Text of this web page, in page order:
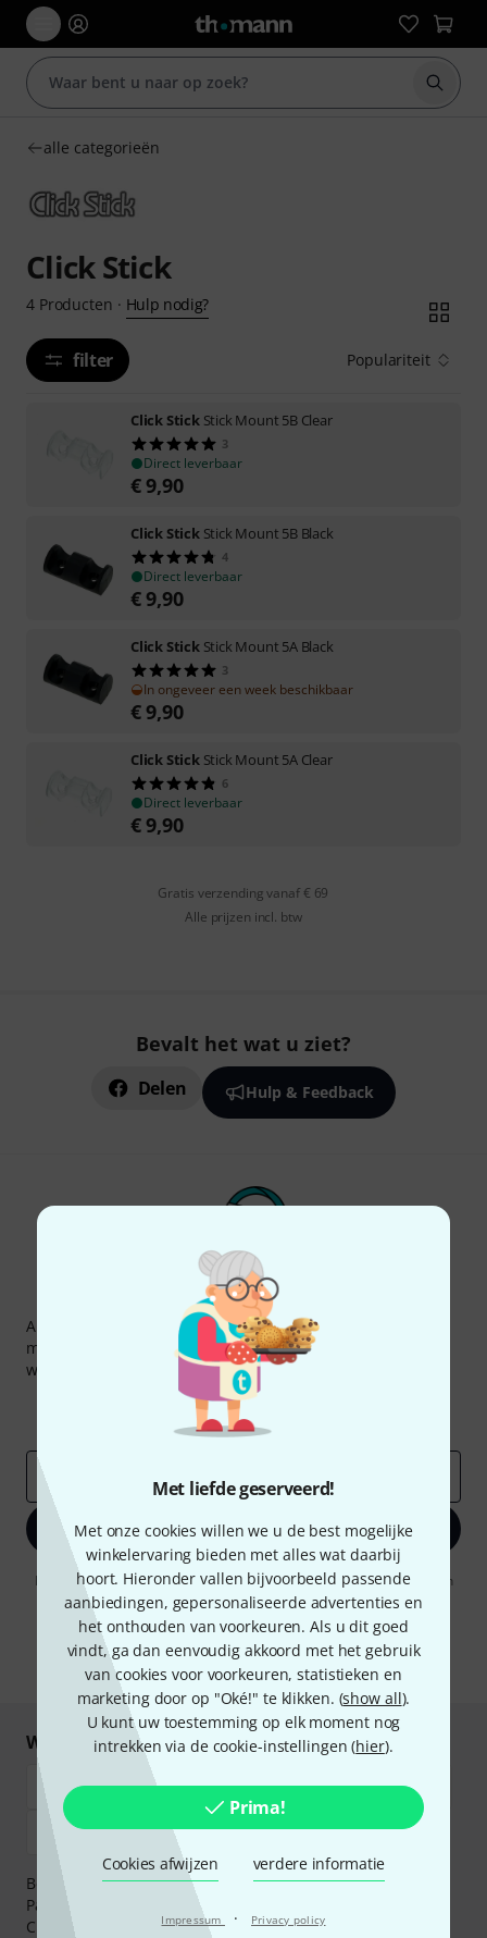
Met liefde geserveerd!
Met onze cookies willen we u de best mogelijke
winkelervaring bieden met alles wat daarbij
hoort. Hieronder vallen bijvoorbeeld passende
aanbiedingen, gepersonaliseerde advertenties en
het onthouden van voorkeuren. Als u dit goed
vindt, ga dan eenvoudig akkoord met het gebruik
van cookies voor voorkeuren, statistieken en
marketing door op "Oké!" te klikken. (show all).
U kunt uw toestemming op elk moment nog
intrekken via de cookie-instellingen (hier).
Prima!
Cookies afwijzen verdere informatie
Impressum · Privacy policy
Zoek
alle categorieën
Click Stick
4 Producten · Hulp nodig?
filter Populariteit
Click Stick Stick Mount 5B Clear
3
Direct leverbaar
€9,90
Click Stick Stick Mount 5B Black
4
Direct leverbaar
€9,90
Click Stick Stick Mount 5A Black
3
In ongeveer een week beschikbaar
€9,90
Click Stick Stick Mount 5A Clear
6
Direct leverbaar
€9,90
Gratis verzending vanaf € 69
Alle prijzen incl. btw
Bevalt het wat u ziet?
Delen Hulp & Feedback
Thomann nieuwsbrief
Abonneer u op de Thomann-nieuwsbrief in het Engels en
met een beetje geluk kunt u een van50 vouchers
waarde van
per stuk winnen!
Inspirerende bijdragen
Thomann-inzichten
E-Mail adres
Registreer nu
Door op "Registreer nu" te klikken, gaat u akkoord met het ontvangen
van e-mailreclame. U kunt zich op elk moment afmelden. Meer
informatie over de nieuwsbrief vindt u in onze
gegevensbescherming.
* Benodigd
Winkel en betaal veilig
Betaalt u veilig en vertrouwd met Bankoverschrijving,
PayPal, iDEAL,
Klarna Betaal Nu
Creditcard.